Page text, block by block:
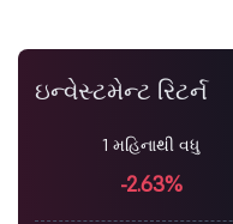
ઇન્વેસ્ટમેન્ટ રિટર્ન
1 મહિનાથી વધુ
-2.63%